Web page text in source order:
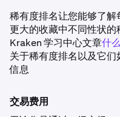
稀有度排名让您能够了解
更大的收藏中不同性状
Kraken 学习中心文章什
关于稀有度排名以及它们
信息
交易费用